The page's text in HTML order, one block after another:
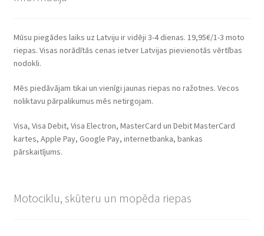
Mūsu piegādes laiks uz Latviju ir vidēji 3-4 dienas. 19,95€/1-3 moto
riepas. Visas norādītās cenas ietver Latvijas pievienotās vērtības
nodokli.
Mēs piedāvājam tikai un vienīgi jaunas riepas no ražotnes. Vecos
noliktavu pārpalikumus mēs netirgojam.
Visa, Visa Debit, Visa Electron, MasterCard un Debit MasterCard
kartes, Apple Pay, Google Pay, internetbanka, bankas
pārskaitījums.
Motociklu, skūteru un mopēda riepas